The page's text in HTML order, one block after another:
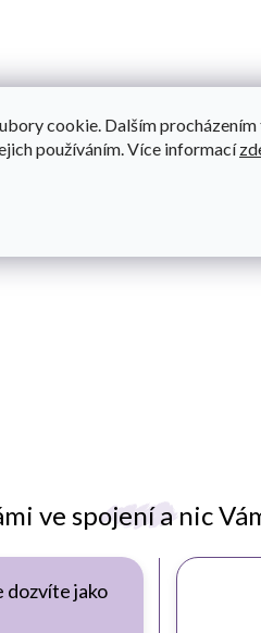
cookie. Dalším
používáním. Více informací
ve spojení a nic
dozvíte jako
motivem Snow Queen.
motivem Snow Queen.